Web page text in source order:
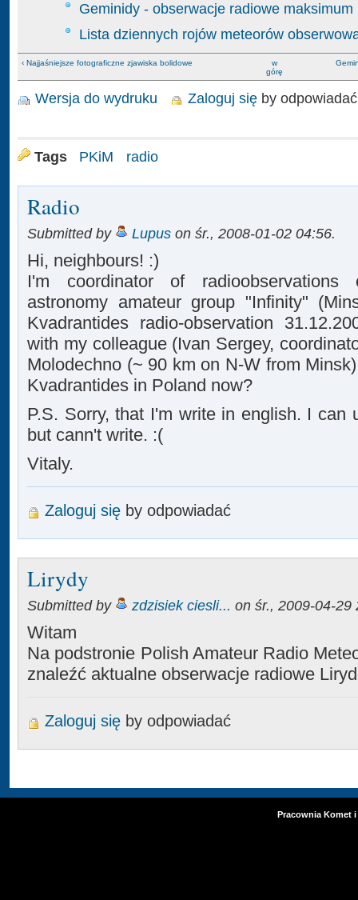
Geminidy - obserwacje radiowe maksimum
Lista dziennych rojów meteorów
‹ Najjaśniejsze fotograficzne zjawiska bolidowe
w
górę
Wersja do wydruku Zaloguj się by odpowiadać
Tags PKiM radio
Radio
Submitted by Lupus on śr., 2008-01-02 04:56.
Hi, neighbours! :)
I'm coordinator of radioobservations
astronomy amateur group "Infinity"
Kvadrantides radio-observation
with my colleague (Ivan Sergey,
Molodechno (~ 90 km on N-W from
Kvadrantides in Poland now?
P.S. Sorry, that I'm write in english. I can
but cann't write. :(
Vitaly.
Zaloguj się by odpowiadać
Lirydy
Submitted by zdzisiek ciesli... on śr., 2009-04-29
Witam
Na podstronie Polish Amateur Radio
znaleźć aktualne obserwacje radiowe
Zaloguj się by odpowiadać
Pracownia Komet